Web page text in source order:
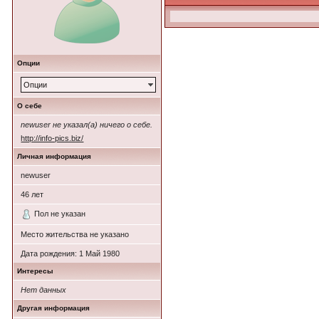
Опции
Опции
О себе
newuser не указал(а) ничего о себе.
http://info-pics.biz/
Личная информация
newuser
46 лет
Пол не указан
Место жительства не указано
Дата рождения: 1 Май 1980
Интересы
Нет данных
Другая информация